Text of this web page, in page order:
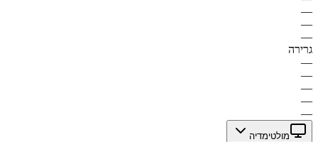
—
—
—
גרירה
—
—
—
—
—
מולטימדיה